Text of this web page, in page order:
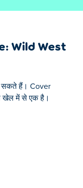
Wild West
सकते हैं। Cover
खेल में से एक है।